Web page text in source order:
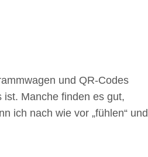
und QR-Codes
Manche finden es gut,
ich nach wie vor „fühlen“ und